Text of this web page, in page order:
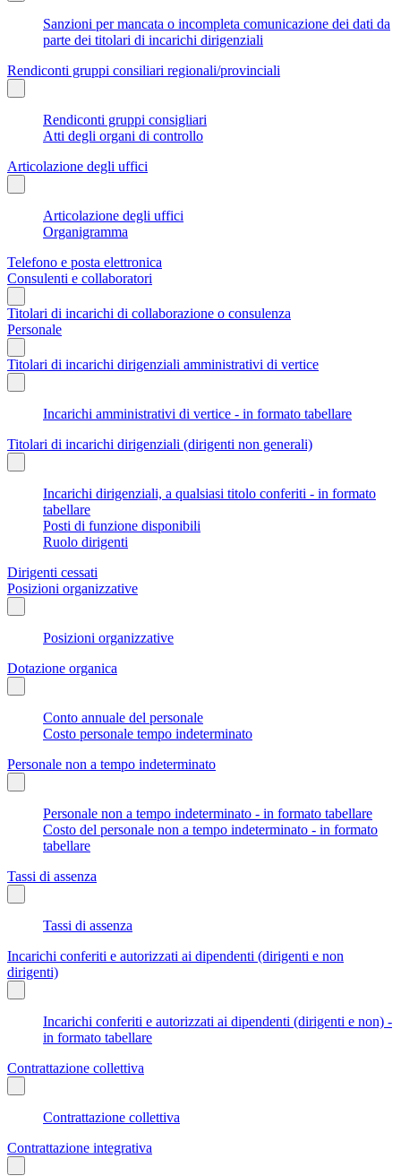
Sanzioni per mancata o incompleta comunicazione dei dati da
parte dei titolari di incarichi dirigenziali
Rendiconti gruppi consiliari regionali/provinciali
Rendiconti gruppi consigliari
Atti degli organi di controllo
Articolazione degli uffici
Articolazione degli uffici
Organigramma
Telefono e posta elettronica
Consulenti e collaboratori
Titolari di incarichi di collaborazione o consulenza
Personale
Titolari di incarichi dirigenziali amministrativi di vertice
Incarichi amministrativi di vertice - in formato tabellare
Titolari di incarichi dirigenziali (dirigenti non generali)
Incarichi dirigenziali, a qualsiasi titolo conferiti - in formato
tabellare
Posti di funzione disponibili
Ruolo dirigenti
Dirigenti cessati
Posizioni organizzative
Posizioni organizzative
Dotazione organica
Conto annuale del personale
Costo personale tempo indeterminato
Personale non a tempo indeterminato
Personale non a tempo indeterminato - in formato tabellare
Costo del personale non a tempo indeterminato - in formato
tabellare
Tassi di assenza
Tassi di assenza
Incarichi conferiti e autorizzati ai dipendenti (dirigenti e non
dirigenti)
Incarichi conferiti e autorizzati ai dipendenti (dirigenti e non) -
in formato tabellare
Contrattazione collettiva
Contrattazione collettiva
Contrattazione integrativa